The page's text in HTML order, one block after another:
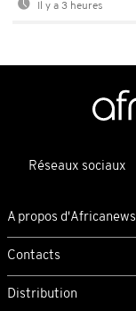
Il y a 3 heures
Réseaux sociaux
A propos d'Africanews
Contacts
Distribution